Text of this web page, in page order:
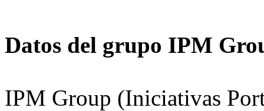
Datos del grupo IPM
IPM Group (Iniciativas